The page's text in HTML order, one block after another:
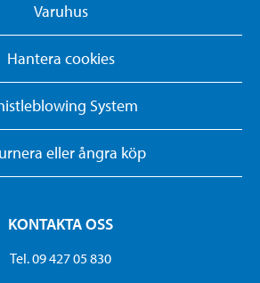
Varuhus
Hantera cookies
System
eller ångra köp
KONTAKTA OSS
Tel. 09 427 05 830